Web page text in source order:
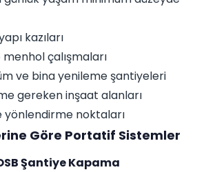
kazıları
menhol çalışmaları
ve bina yenileme şantiyeleri
gereken inşaat alanları
yönlendirme noktaları
Göre Portatif Sistemler
Şantiye Kapama